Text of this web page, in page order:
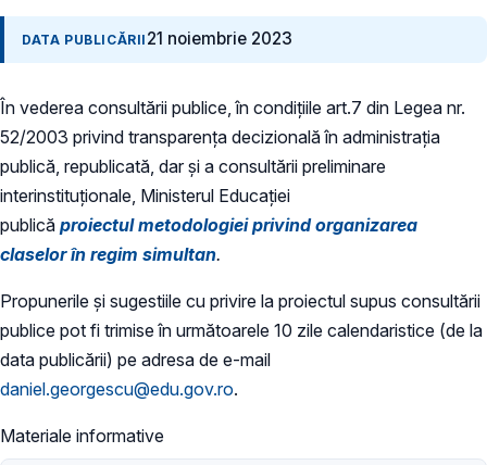
DATA PUBLICĂRII 21 noiembrie 2023
În vederea consultării publice, în condiţiile art.7 din Legea nr.
52/2003 privind transparenţa decizională în administraţia
publică, republicată, dar și a consultării preliminare
interinstituționale, Ministerul Educaţiei
publică proiectul metodologiei privind organizarea
claselor în regim simultan.
Propunerile și sugestiile cu privire la proiectul supus consultării
publice pot fi trimise în următoarele 10 zile calendaristice (de la
data publicării) pe adresa de e-mail
daniel.georgescu@edu.gov.ro.
Materiale informative